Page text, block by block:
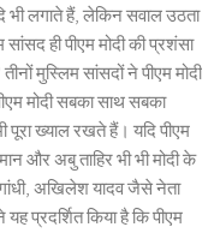
लगाते हैं, लेकिन सवाल उठता
ही पीएम मोदी की प्रशंसा
मुस्लिम सांसदों ने पीएम मोदी
मोदी सबका साथ सबका
पूरा ख्याल रखते हैं। यदि पीएम
और अबु ताहिर भी भी मोदी के
अखिलेश यादव जैसे नेता
प्रदर्शित किया है कि पीएम